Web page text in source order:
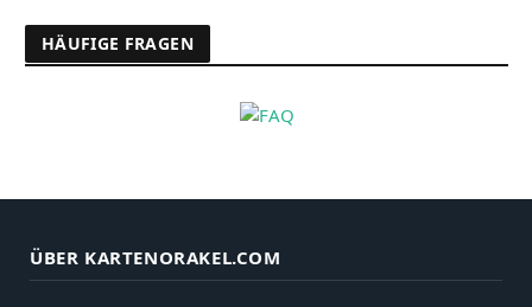
HÄUFIGE FRAGEN
ÜBER KARTENORAKEL.COM